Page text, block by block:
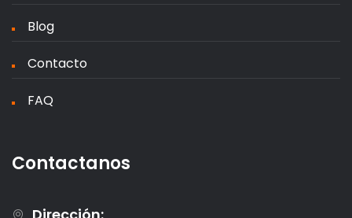
Blog
Contacto
FAQ
Contactanos